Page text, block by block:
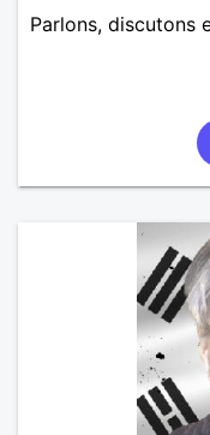
Parlons, discutons